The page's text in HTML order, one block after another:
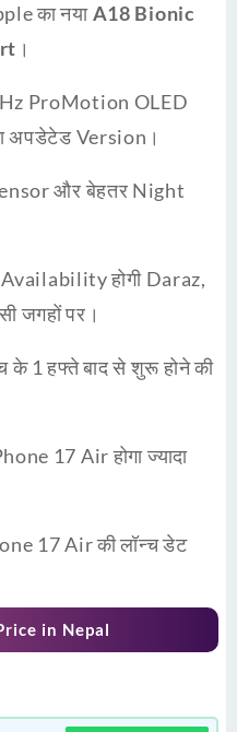
का नयाA18 Bionic
।
ProMotion OLED
अपडेटेड Version।
और बेहतर Night
होगी Daraz,
जगहों पर।
के 1 हफ्ते बाद से शुरू होने की
17 Air होगा ज्यादा
17 Air की लॉन्च डेट
in Nepal